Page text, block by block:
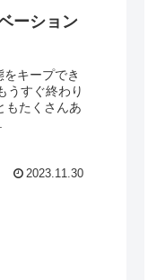
ーション
キープでき
うすぐ終わり
もたくさんあ
2023.11.30